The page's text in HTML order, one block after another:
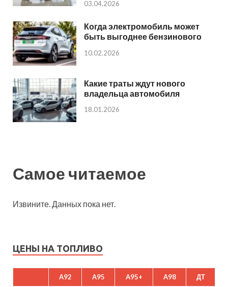
03.04.2026
Когда электромобиль может
быть выгоднее бензинового
10.02.2026
Какие траты ждут нового
владельца автомобиля
18.01.2026
Самое читаемое
Извините. Данных пока нет.
ЦЕНЫ НА ТОПЛИВО
A92 A95 A95+ A98 ДТ